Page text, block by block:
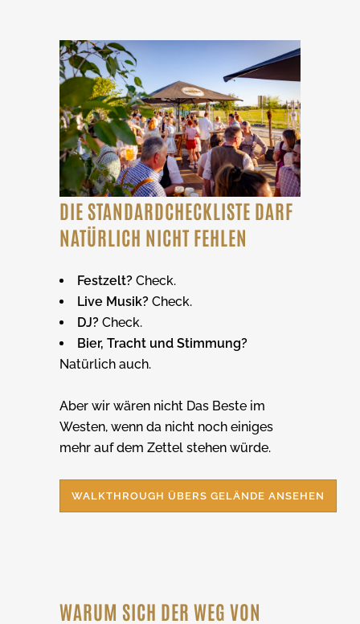
DIE STANDARDCHECKLISTE DARF
NATÜRLICH NICHT FEHLEN
Festzelt? Check.
Live Musik? Check.
DJ? Check.
Bier, Tracht und Stimmung?
Natürlich auch.
Aber wir wären nicht Das Beste im
Westen, wenn da nicht noch einiges
mehr auf dem Zettel stehen würde.
WALKTHROUGH ÜBERS GELÄNDE ANSEHEN
WARUM SICH DER WEG VON